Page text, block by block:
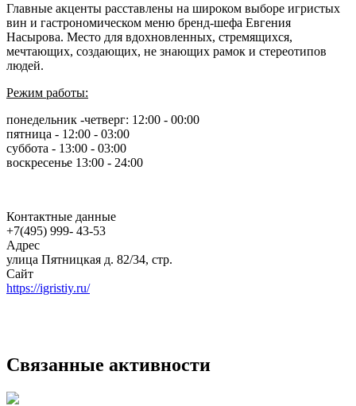
Главные акценты расставлены на широком выборе игристых
вин и гастрономическом меню бренд-шефа Евгения
Насырова. Место для вдохновленных, стремящихся,
мечтающих, создающих, не знающих рамок и стереотипов
людей.
Режим работы:
понедельник -четверг: 12:00 - 00:00
пятница - 12:00 - 03:00
суббота - 13:00 - 03:00
воскресенье 13:00 - 24:00
Контактные данные
+7(495) 999- 43-53
Адрес
улица Пятницкая д. 82/34, стр.
Сайт
https://igristiy.ru/
Связанные активности